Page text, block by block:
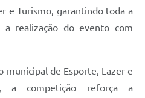
e Turismo, garantindo toda a
a realização do evento com
municipal de Esporte, Lazer e
a competição reforça a